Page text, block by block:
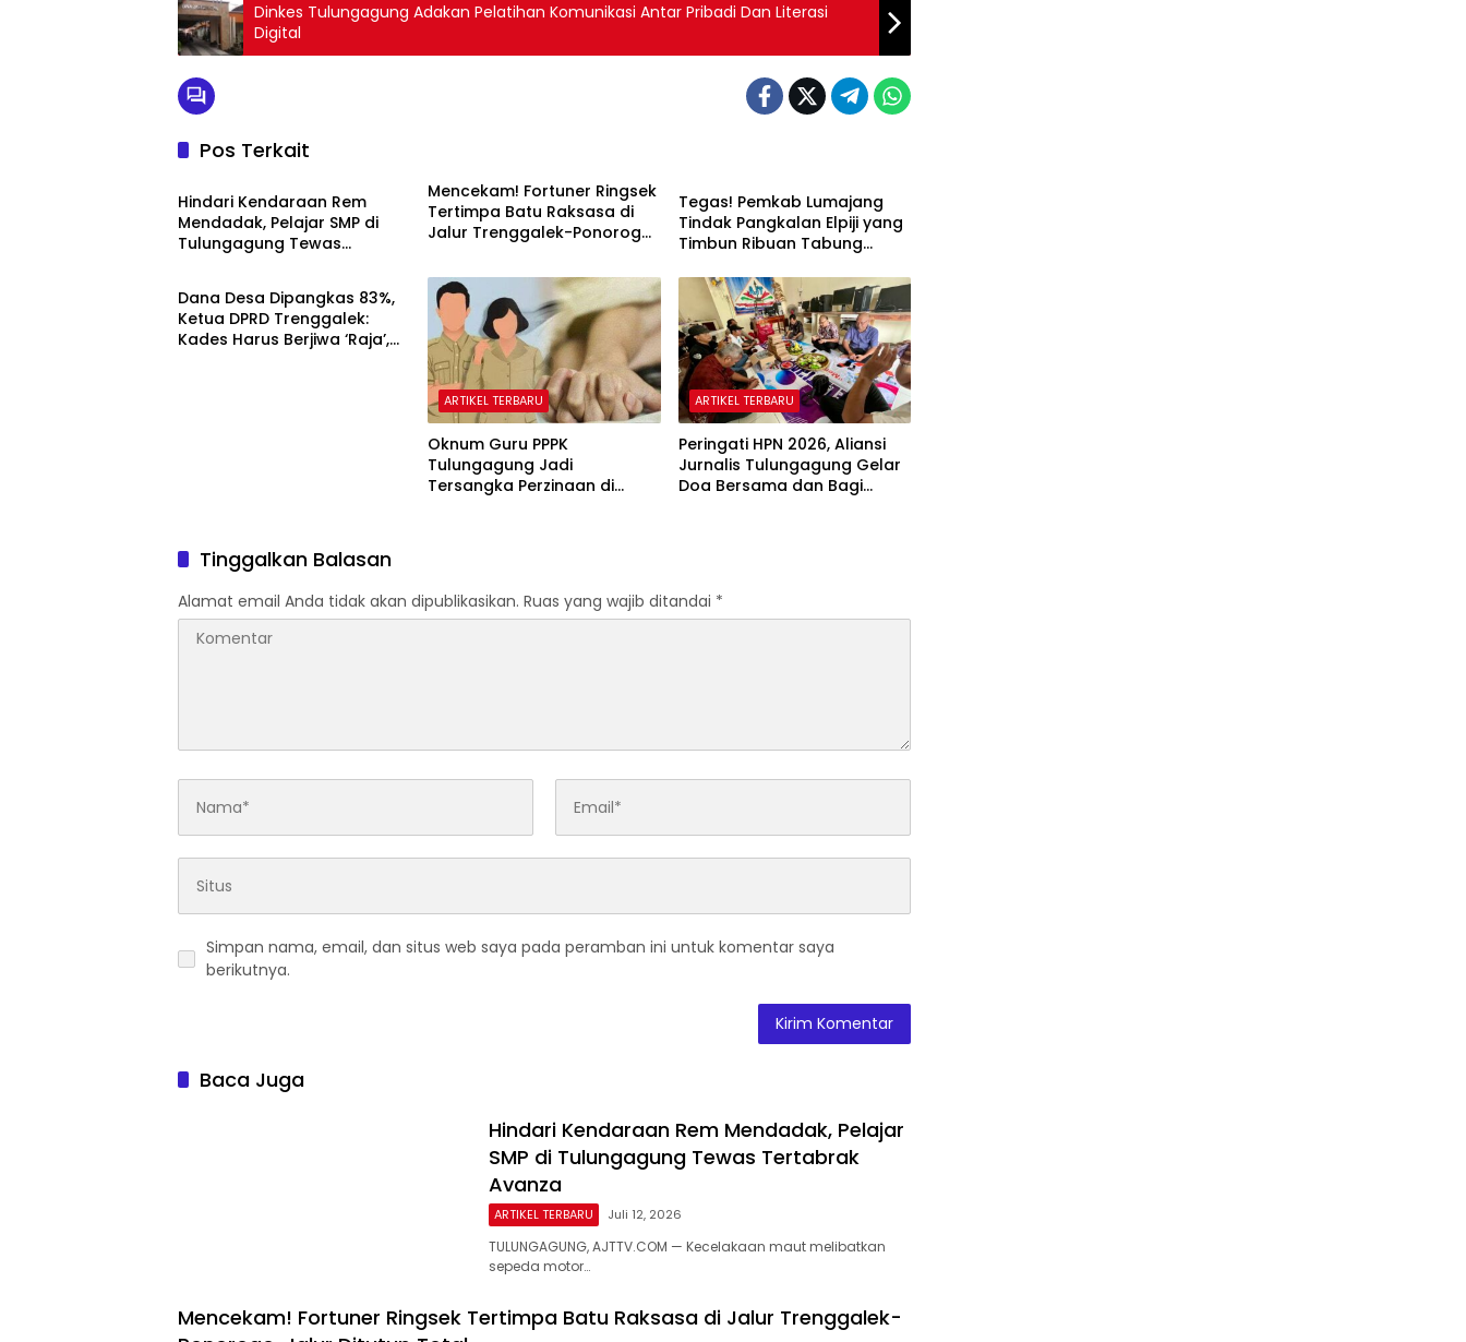
Dinkes Tulungagung Adakan Pelatihan Komunikasi Antar Pribadi Dan Literasi
Digital
Pos Terkait
ARTIKEL TERBARU
Hindari Kendaraan Rem
Mendadak, Pelajar SMP di
Tulungagung Tewas
Mencekam! Fortuner Ringsek
Tertimpa Batu Raksasa di
Jalur Trenggalek-Ponorogo,
Tegas! Pemkab Lumajang
Tindak Pangkalan Elpiji yang
Timbun Ribuan Tabung
ARTIKEL TERBARU
Dana Desa Dipangkas 83%,
Ketua DPRD Trenggalek:
Kades Harus Berjiwa ‘Raja’,
ARTIKEL TERBARU
Oknum Guru PPPK
Tulungagung Jadi
Tersangka Perzinaan di
ARTIKEL TERBARU
Peringati HPN 2026, Aliansi
Jurnalis Tulungagung Gelar
Doa Bersama dan Bagi
Tinggalkan Balasan
Alamat email Anda tidak akan dipublikasikan. Ruas yang wajib ditandai *
Simpan nama, email, dan situs web saya pada peramban ini untuk komentar saya
berikutnya.
Baca Juga
Hindari Kendaraan Rem Mendadak, Pelajar
SMP di Tulungagung Tewas Tertabrak
Avanza
ARTIKEL TERBARU Juli 12, 2026
TULUNGAGUNG, AJTTV.COM — Kecelakaan maut melibatkan
sepeda motor…
Mencekam! Fortuner Ringsek Tertimpa Batu Raksasa di Jalur Trenggalek-